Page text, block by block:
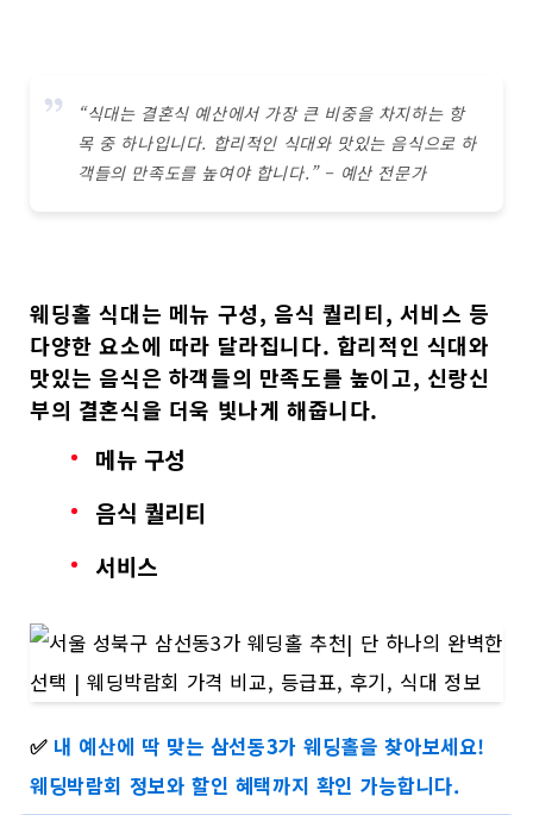
“식대는 결혼식 예산에서 가장 큰 비중을 차지하는 항
목 중 하나입니다. 합리적인 식대와 맛있는 음식으로 하
객들의 만족도를 높여야 합니다.” – 예산 전문가
웨딩홀 식대는 메뉴 구성, 음식 퀄리티, 서비스 등
다양한 요소에 따라 달라집니다. 합리적인 식대와
맛있는 음식은 하객들의 만족도를 높이고, 신랑신
부의 결혼식을 더욱 빛나게 해줍니다.
메뉴 구성
음식 퀄리티
서비스
✅ 내 예산에 딱 맞는 삼선동3가 웨딩홀을 찾아보세요!
웨딩박람회 정보와 할인 혜택까지 확인 가능합니다.